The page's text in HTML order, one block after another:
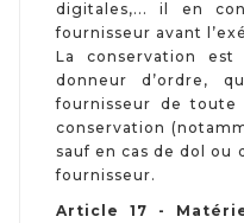
digitales,... il en
fournisseur avant
La conservation
donneur d’ordre,
fournisseur de toute
conservation
sauf en cas de dol ou
fournisseur.
Article 17 -